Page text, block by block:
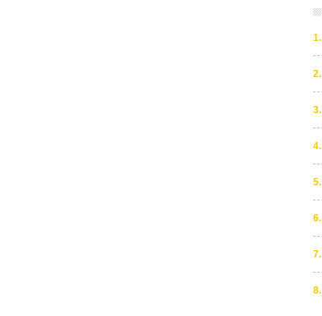
1.
2.
3.
4.
5.
6.
7.
8.